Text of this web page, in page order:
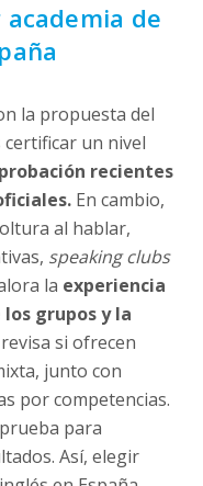
de
la propuesta del
certificar un nivel
recientes
En cambio,
al hablar,
speaking clubs
la experiencia
grupos y la
si ofrecen
junto con
por competencias.
para
Así, elegir